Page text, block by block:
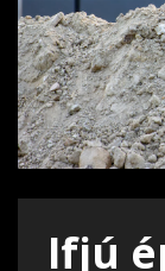
Ifjú